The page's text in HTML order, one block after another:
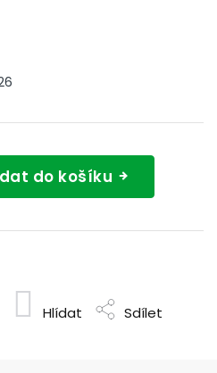
do košíku
Hlídat Sdílet